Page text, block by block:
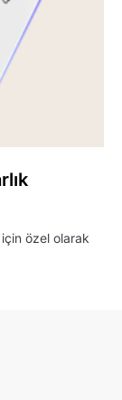
özel olarak